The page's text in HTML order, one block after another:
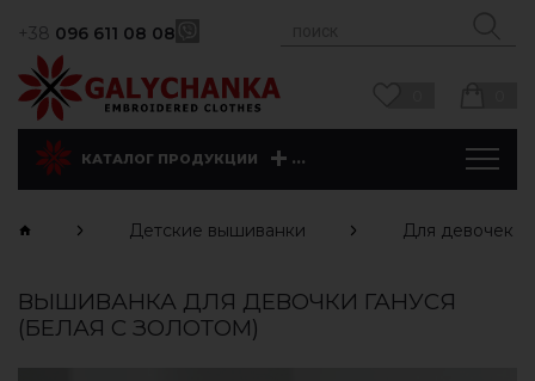
+38 096 611 08 08
КАТАЛОГ ПРОДУКЦИИ ...
Детские вышиванки Для девочек
ВЫШИВАНКА ДЛЯ ДЕВОЧКИ ГАНУСЯ
(БЕЛАЯ С ЗОЛОТОМ)